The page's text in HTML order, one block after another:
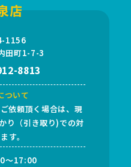
店
1156
田町1-7-3
8813
ついて
依頼頂く場合は、現
り（引き取り)での対
す。
～17:00